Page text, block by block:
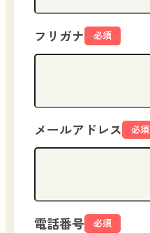
フリガナ 必須
メールアドレス 必須
電話番号 必須